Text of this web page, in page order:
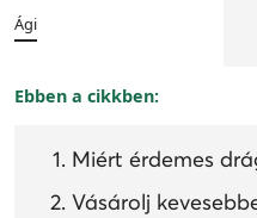
Ági
Ebben a cikkben:
Miért érdemes
Vásárolj